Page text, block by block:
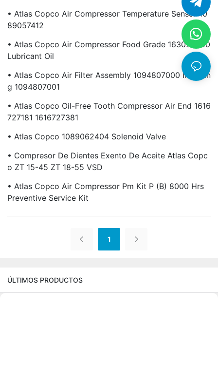
• Atlas Copco Air Compressor Temperature Sensor 10
89057412
• Atlas Copco Air Compressor Food Grade 163054200
Lubricant Oil
• Atlas Copco Air Filter Assembly 1094807000 Includin
G 1094807001
• Atlas Copco Oil-Free Tooth Compressor Air End 1616
727181 1616727381
• Atlas Copco 1089062404 Solenoid Valve
• Compresor De Dientes Exento De Aceite Atlas Copc
O ZT 15-45 ZT 18-55 VSD
• Atlas Copco Air Compressor Pm Kit P (B) 8000 Hrs
Preventive Service Kit
1
ÚLTIMOS PRODUCTOS